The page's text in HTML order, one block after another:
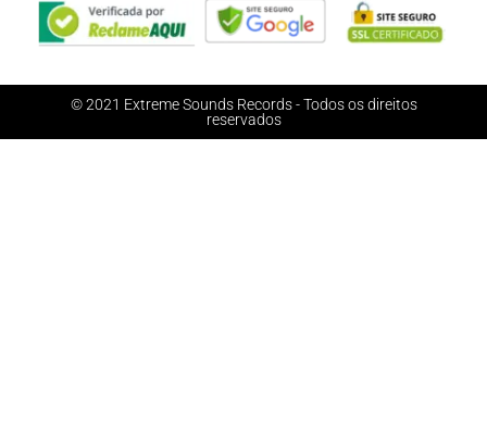
© 2021 Extreme Sounds Records - Todos os direitos
reservados